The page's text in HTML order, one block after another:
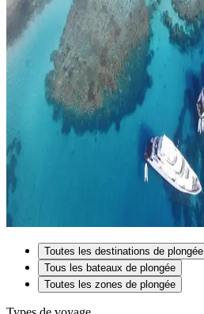
Toutes les destinations de plongée
Tous les bateaux de plongée
Toutes les zones de plongée